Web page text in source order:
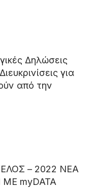
Δηλώσεις
για
από την
– 2022 ΝΕΑ
myDATA